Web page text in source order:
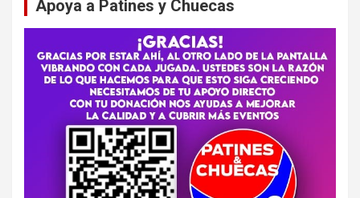
Apoya a Patines y Chuecas